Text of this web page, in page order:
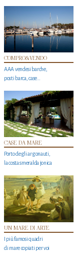
COMPRO&VENDO
AAA vendesi barche,
posti barca, case…
CASE DA MARE
Porto degli argonauti,
la costa smeralda jonica
UN MARE DI ARTE
I più famosi quadri
di mare copiati per voi